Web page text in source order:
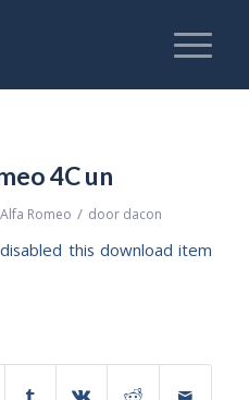
4C un
Alfa Romeo / door dacon
this download item